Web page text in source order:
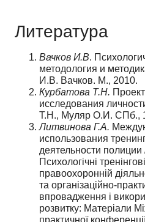
Литература
Вачков И.В.
методология и
И.В. Вачков. М., 2010.
Курбатова Т.Н.
исследования
Т.Н., Муляр О.И. СПб.,
Литвинова Г.А.
использования
деятельности
Психологічні
правоохоронній
та організаційно-
впровадження і
розвитку: Матеріали
практичної